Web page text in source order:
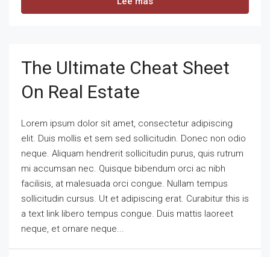
The Ultimate Cheat Sheet
On Real Estate
Lorem ipsum dolor sit amet, consectetur adipiscing
elit. Duis mollis et sem sed sollicitudin. Donec non odio
neque. Aliquam hendrerit sollicitudin purus, quis rutrum
mi accumsan nec. Quisque bibendum orci ac nibh
facilisis, at malesuada orci congue. Nullam tempus
sollicitudin cursus. Ut et adipiscing erat. Curabitur this is
a text link libero tempus congue. Duis mattis laoreet
neque, et ornare neque...